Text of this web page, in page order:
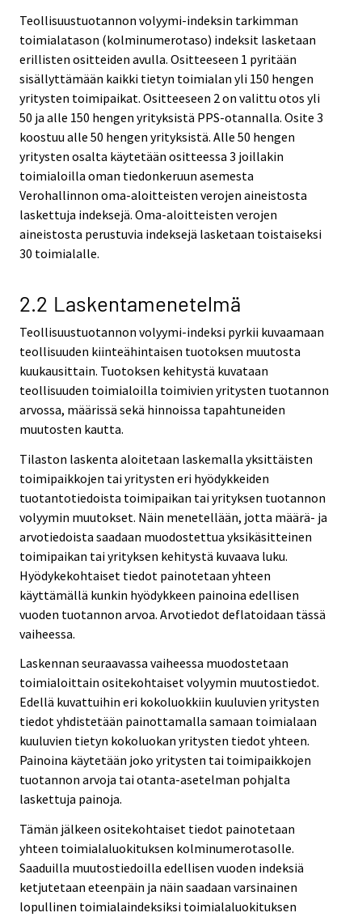
Teollisuustuotannon volyymi-indeksin tarkimman
toimialatason (kolminumerotaso) indeksit lasketaan
erillisten ositteiden avulla. Ositteeseen 1 pyritään
sisällyttämään kaikki tietyn toimialan yli 150 hengen
yritysten toimipaikat. Ositteeseen 2 on valittu otos yli
50 ja alle 150 hengen yrityksistä PPS-otannalla. Osite 3
koostuu alle 50 hengen yrityksistä. Alle 50 hengen
yritysten osalta käytetään ositteessa 3 joillakin
toimialoilla oman tiedonkeruun asemesta
Verohallinnon oma-aloitteisten verojen aineistosta
laskettuja indeksejä. Oma-aloitteisten verojen
aineistosta perustuvia indeksejä lasketaan toistaiseksi
30 toimialalle.
2.2 Laskentamenetelmä
Teollisuustuotannon volyymi-indeksi pyrkii kuvaamaan
teollisuuden kiinteähintaisen tuotoksen muutosta
kuukausittain. Tuotoksen kehitystä kuvataan
teollisuuden toimialoilla toimivien yritysten tuotannon
arvossa, määrissä sekä hinnoissa tapahtuneiden
muutosten kautta.
Tilaston laskenta aloitetaan laskemalla yksittäisten
toimipaikkojen tai yritysten eri hyödykkeiden
tuotantotiedoista toimipaikan tai yrityksen tuotannon
volyymin muutokset. Näin menetellään, jotta määrä- ja
arvotiedoista saadaan muodostettua yksikäsitteinen
toimipaikan tai yrityksen kehitystä kuvaava luku.
Hyödykekohtaiset tiedot painotetaan yhteen
käyttämällä kunkin hyödykkeen painoina edellisen
vuoden tuotannon arvoa. Arvotiedot deflatoidaan tässä
vaiheessa.
Laskennan seuraavassa vaiheessa muodostetaan
toimialoittain ositekohtaiset volyymin muutostiedot.
Edellä kuvattuihin eri kokoluokkiin kuuluvien yritysten
tiedot yhdistetään painottamalla samaan toimialaan
kuuluvien tietyn kokoluokan yritysten tiedot yhteen.
Painoina käytetään joko yritysten tai toimipaikkojen
tuotannon arvoja tai otanta-asetelman pohjalta
laskettuja painoja.
Tämän jälkeen ositekohtaiset tiedot painotetaan
yhteen toimialaluokituksen kolminumerotasolle.
Saaduilla muutostiedoilla edellisen vuoden indeksiä
ketjutetaan eteenpäin ja näin saadaan varsinainen
lopullinen toimialaindeksiksi toimialaluokituksen